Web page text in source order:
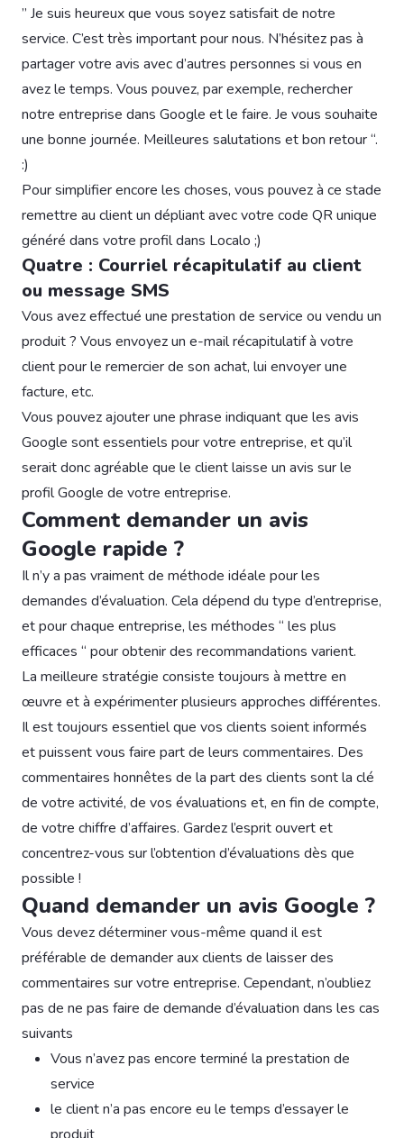
” Je suis heureux que vous soyez satisfait de notre
service. C’est très important pour nous. N’hésitez pas à
partager votre avis avec d’autres personnes si vous en
avez le temps. Vous pouvez, par exemple, rechercher
notre entreprise dans Google et le faire. Je vous souhaite
une bonne journée. Meilleures salutations et bon retour “.
:)
Pour simplifier encore les choses, vous pouvez à ce stade
remettre au client un dépliant avec votre code QR unique
généré dans votre profil dans Localo ;)
Quatre : Courriel récapitulatif au client
ou message SMS
Vous avez effectué une prestation de service ou vendu un
produit ? Vous envoyez un e-mail récapitulatif à votre
client pour le remercier de son achat, lui envoyer une
facture, etc.
Vous pouvez ajouter une phrase indiquant que les avis
Google sont essentiels pour votre entreprise, et qu’il
serait donc agréable que le client laisse un avis sur le
profil Google de votre entreprise.
Comment demander un avis
Google rapide ?
Il n’y a pas vraiment de méthode idéale pour les
demandes d’évaluation. Cela dépend du type d’entreprise,
et pour chaque entreprise, les méthodes “ les plus
efficaces “ pour obtenir des recommandations varient.
La meilleure stratégie consiste toujours à mettre en
œuvre et à expérimenter plusieurs approches différentes.
Il est toujours essentiel que vos clients soient informés
et puissent vous faire part de leurs commentaires. Des
commentaires honnêtes de la part des clients sont la clé
de votre activité, de vos évaluations et, en fin de compte,
de votre chiffre d’affaires. Gardez l’esprit ouvert et
concentrez-vous sur l’obtention d’évaluations dès que
possible !
Quand demander un avis Google ?
Vous devez déterminer vous-même quand il est
préférable de demander aux clients de laisser des
commentaires sur votre entreprise. Cependant, n’oubliez
pas de ne pas faire de demande d’évaluation dans les cas
suivants
Vous n’avez pas encore terminé la prestation de
service
le client n’a pas encore eu le temps d’essayer le